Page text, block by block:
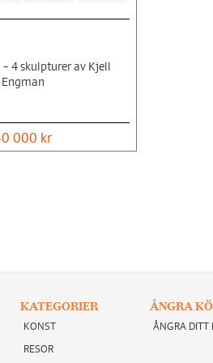
4 skulpturer av Kjell
Engman
000 kr
KATEGORIER
KONST
RESOR
ÅNGRA
ÅNGRA DITT